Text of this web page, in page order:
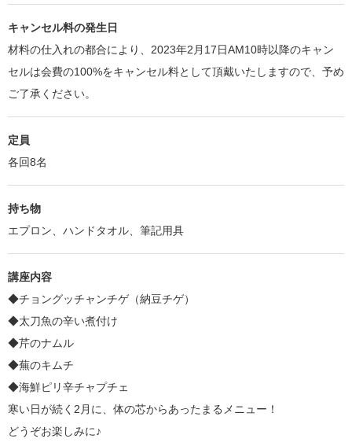
キャンセル料の発生日
材料の仕入れの都合により、2023年2月17日AM10時以降のキャン
セルは会費の100%をキャンセル料として頂戴いたしますので、予め
ご了承ください。
定員
各回8名
持ち物
エプロン、ハンドタオル、筆記用具
講座内容
◆チョングッチャンチゲ（納豆チゲ）
◆太刀魚の辛い煮付け
◆芹のナムル
◆蕪のキムチ
◆海鮮ピリ辛チャプチェ
寒い日が続く2月に、体の芯からあったまるメニュー！
どうぞお楽しみに♪